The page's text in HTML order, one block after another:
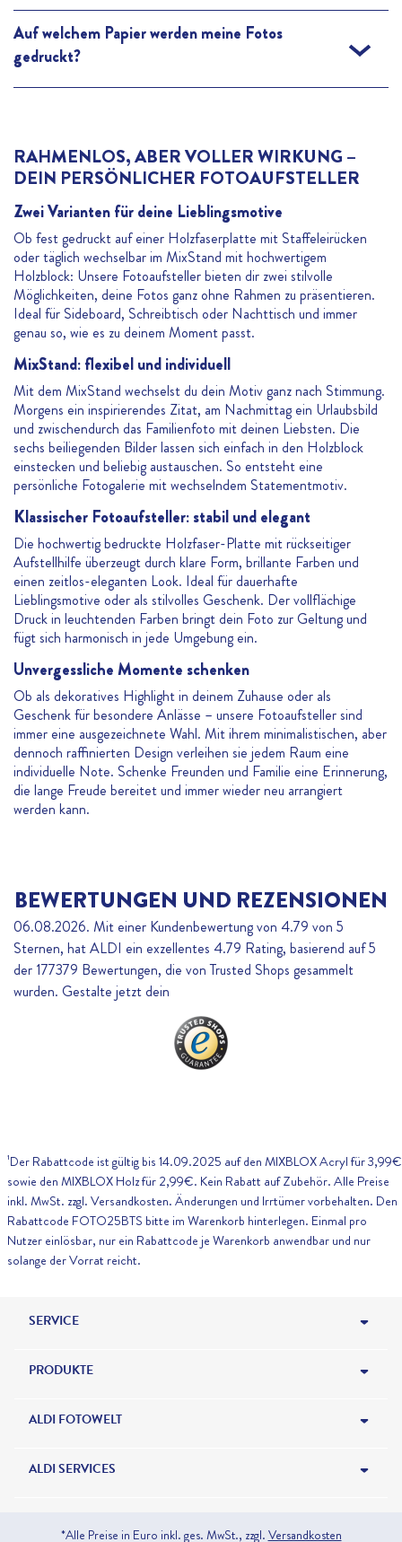
verfügbar.
Auf welchem Papier werden meine Fotos
gedruckt?
perfekt aufgerichtet im Holzfuß stehen, während modernste
Druckverfahren alle Details deiner Fotos optimal zum Vorschein
bringen.
RAHMENLOS, ABER VOLLER WIRKUNG –
DEIN PERSÖNLICHER FOTOAUFSTELLER
Zwei Varianten für deine Lieblingsmotive
Ob fest gedruckt auf einer Holzfaserplatte mit Staffeleirücken
oder täglich wechselbar im MixStand mit hochwertigem
Holzblock: Unsere Fotoaufsteller bieten dir zwei stilvolle
Möglichkeiten, deine Fotos ganz ohne Rahmen zu präsentieren.
Ideal für Sideboard, Schreibtisch oder Nachttisch und immer
genau so, wie es zu deinem Moment passt.
MixStand: flexibel und individuell
Mit dem MixStand wechselst du dein Motiv ganz nach Stimmung.
Morgens ein inspirierendes Zitat, am Nachmittag ein Urlaubsbild
und zwischendurch das Familienfoto mit deinen Liebsten. Die
sechs beiliegenden Bilder lassen sich einfach in den Holzblock
einstecken und beliebig austauschen. So entsteht eine
persönliche Fotogalerie mit wechselndem Statementmotiv.
Klassischer Fotoaufsteller: stabil und elegant
Die hochwertig bedruckte Holzfaser-Platte mit rückseitiger
Aufstellhilfe überzeugt durch klare Form, brillante Farben und
einen zeitlos-eleganten Look. Ideal für dauerhafte
Lieblingsmotive oder als stilvolles Geschenk. Der vollflächige
Druck in leuchtenden Farben bringt dein Foto zur Geltung und
fügt sich harmonisch in jede Umgebung ein.
Unvergessliche Momente schenken
Ob als dekoratives Highlight in deinem Zuhause oder als
Geschenk für besondere Anlässe – unsere Fotoaufsteller sind
immer eine ausgezeichnete Wahl. Mit ihrem minimalistischen, aber
dennoch raffinierten Design verleihen sie jedem Raum eine
individuelle Note. Schenke Freunden und Familie eine Erinnerung,
die lange Freude bereitet und immer wieder neu arrangiert
werden kann.
BEWERTUNGEN UND REZENSIONEN
06.08.2026. Mit einer Kundenbewertung von 4.79 von 5
Sternen, hat ALDI ein exzellentes 4.79 Rating, basierend auf5
der 177379 Bewertungen, die von Trusted Shops gesammelt
wurden. Gestalte jetzt dein
¹Der Rabattcode ist gültig bis 14.09.2025 auf den MIXBLOX Acryl für 3,99€
sowie den MIXBLOX Holz für 2,99€. Kein Rabatt auf Zubehör. Alle Preise
inkl. MwSt. zzgl. Versandkosten. Änderungen und Irrtümer vorbehalten. Den
Rabattcode FOTO25BTS bitte im Warenkorb hinterlegen. Einmal pro
Nutzer einlösbar, nur ein Rabattcode je Warenkorb anwendbar und nur
solange der Vorrat reicht.
SERVICE
HILFE & KONTAKT
BESTELLSTATUS
NEWSLETTER
PRODUKTE
FOTOBÜCHER
FOTOS & KARTEN
ALDI FOTOWELT
ALDI FOTO BLOG
ALDI SERVICES
*Alle Preise in Euro inkl. ges. MwSt., zzgl. Versandkosten